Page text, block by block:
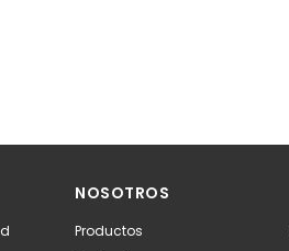
NOSOTROS
Productos